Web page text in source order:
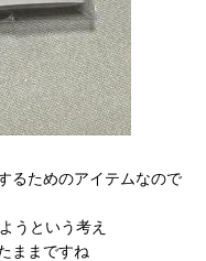
るためのアイテムなので
うという考え
ままですね